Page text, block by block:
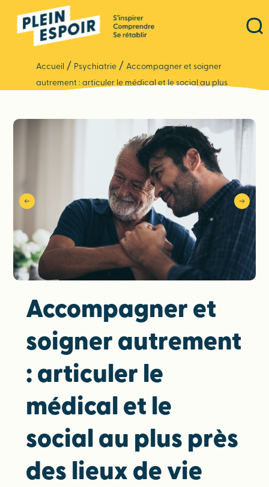
Accueil / Psychiatrie/ Accompagner et soigner
autrement : articuler le médical et le social au plus
Accompagner et
soigner autrement
: articuler le
médical et le
social au plus près
des lieux de vie
Panneau de gestion des cookies